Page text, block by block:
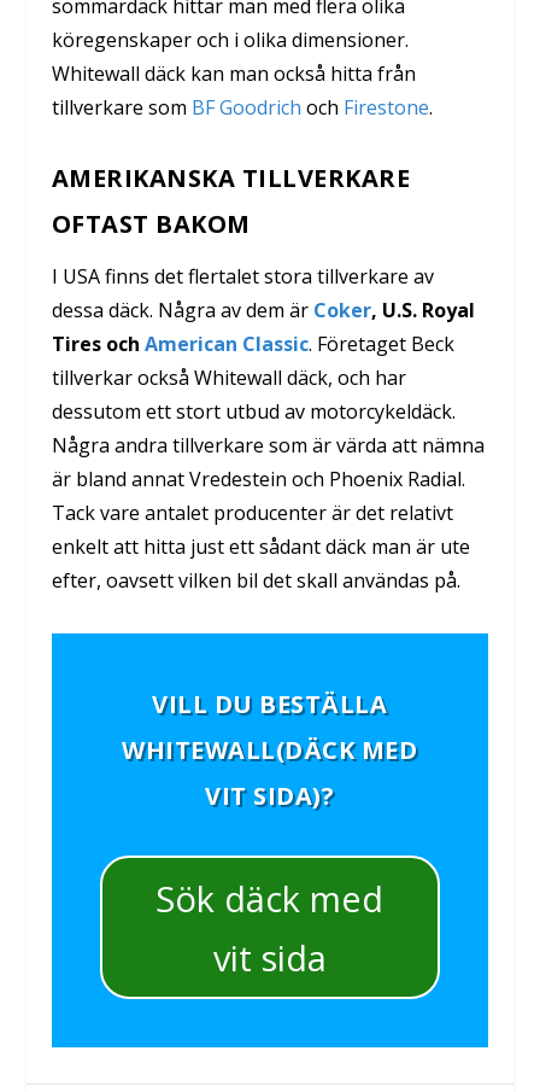
sommardäck hittar man med flera olika
köregenskaper och i olika dimensioner.
Whitewall däck kan man också hitta från
tillverkare som BF Goodrich och Firestone.
AMERIKANSKA TILLVERKARE
OFTAST BAKOM
I USA finns det flertalet stora tillverkare av
dessa däck. Några av dem är Coker, U.S. Royal
Tires och American Classic. Företaget Beck
tillverkar också Whitewall däck, och har
dessutom ett stort utbud av motorcykeldäck.
Några andra tillverkare som är värda att nämna
är bland annat Vredestein och Phoenix Radial.
Tack vare antalet producenter är det relativt
enkelt att hitta just ett sådant däck man är ute
efter, oavsett vilken bil det skall användas på.
VILL DU BESTÄLLA
WHITEWALL(DÄCK MED
VIT SIDA)?
Sök däck med
vit sida